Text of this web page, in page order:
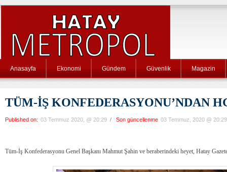
Anasayfa Ekonomi Gündem Güvenlik Magazin
TÜM-İŞ KONFEDERASYONU’NDAN
Published on: 03 Temmuz 2020, @ 20:29 / Son güncellenme 03 Temmuz, 2020 @ 20:29
Tüm-İş Konfederasyonu Genel Başkanı Mahmut Şahin ve beraberindeki heyet, Hatay